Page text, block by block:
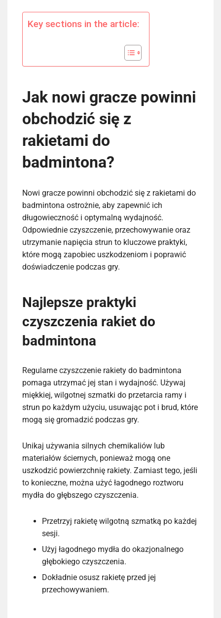
Key sections in the article:
Jak nowi gracze powinni
obchodzić się z
rakietami do
badmintona?
Nowi gracze powinni obchodzić się z rakietami do
badmintona ostrożnie, aby zapewnić ich
długowieczność i optymalną wydajność.
Odpowiednie czyszczenie, przechowywanie oraz
utrzymanie napięcia strun to kluczowe praktyki,
które mogą zapobiec uszkodzeniom i poprawić
doświadczenie podczas gry.
Najlepsze praktyki
czyszczenia rakiet do
badmintona
Regularne czyszczenie rakiety do badmintona
pomaga utrzymać jej stan i wydajność. Używaj
miękkiej, wilgotnej szmatki do przetarcia ramy i
strun po każdym użyciu, usuwając pot i brud, które
mogą się gromadzić podczas gry.
Unikaj używania silnych chemikaliów lub
materiałów ściernych, ponieważ mogą one
uszkodzić powierzchnię rakiety. Zamiast tego, jeśli
to konieczne, można użyć łagodnego roztworu
mydła do głębszego czyszczenia.
Przetrzyj rakietę wilgotną szmatką po każdej
sesji.
Użyj łagodnego mydła do okazjonalnego
głębokiego czyszczenia.
Dokładnie osusz rakietę przed jej
przechowywaniem.